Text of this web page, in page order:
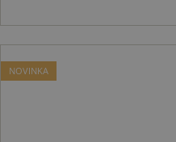
NOVINKA